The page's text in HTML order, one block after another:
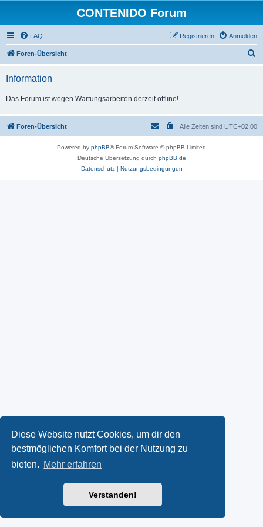
Diese Website nutzt Cookies, um dir den
bestmöglichen Komfort bei der Nutzung zu
bieten. Mehr erfahren
Verstanden!
CONTENIDO Forum
FAQ Anmelden
Registrieren
Foren-Übersicht
Information
Das Forum ist wegen Wartungsarbeiten derzeit offline!
Foren-Übersicht Alle Zeiten sind UTC+02:00
Powered by phpBB® Forum Software © phpBB Limited
Deutsche Übersetzung durch phpBB.de
Datenschutz| Nutzungsbedingungen